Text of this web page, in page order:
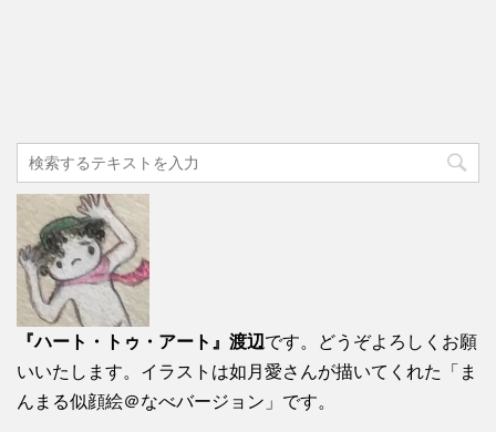
『ハート・トゥ・アート』渡辺です。どうぞよろしくお願
いいたします。イラストは如月愛さんが描いてくれた「ま
んまる似顔絵＠なべバージョン」です。